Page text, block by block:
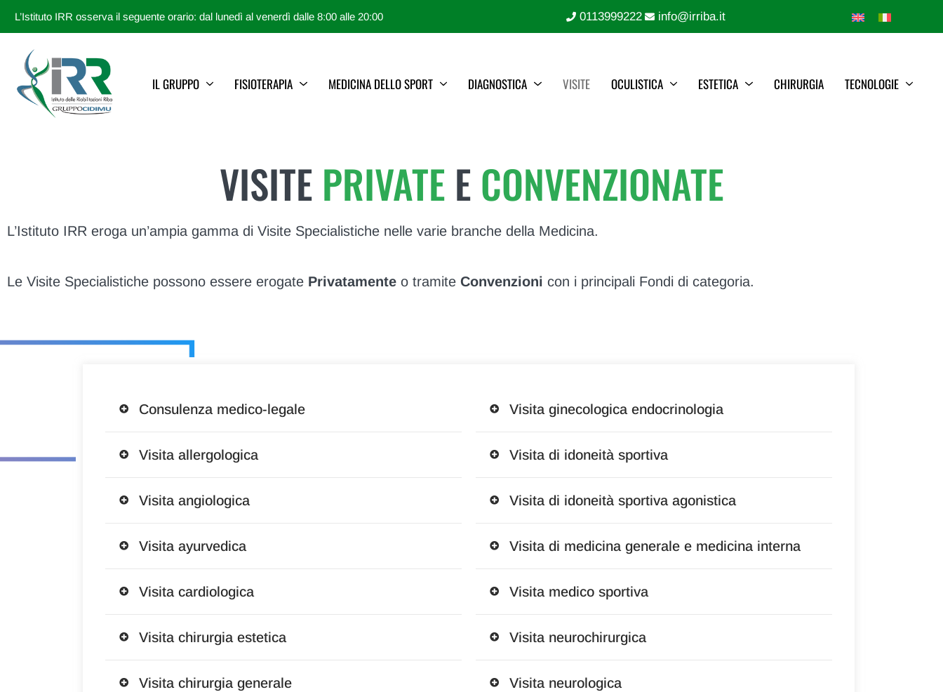
L’Istituto IRR osserva il seguente orario: dal lunedì al venerdì dalle 8:00 alle 20:00 0113999222 info@irriba.it
IL GRUPPO FISIOTERAPIA MEDICINA DELLO SPORT DIAGNOSTICA VISITE OCULISTICA ESTETICA CHIRURGIA TECNOLOGIE
VISITE PRIVATE ECONVENZIONATE
L’Istituto IRR eroga un’ampia gamma di Visite Specialistiche nelle varie branche della Medicina.
Le Visite Specialistiche possono essere erogate Privatamente o tramite Convenzioni con i principali Fondi di categoria.
Consulenza medico-legale
Visita allergologica
Visita angiologica
Visita ayurvedica
Visita cardiologica
Visita chirurgia estetica
Visita chirurgia generale
Visita ginecologica endocrinologia
Visita di idoneità sportiva
Visita di idoneità sportiva agonistica
Visita di medicina generale e medicina interna
Visita medico sportiva
Visita neurochirurgica
Visita neurologica